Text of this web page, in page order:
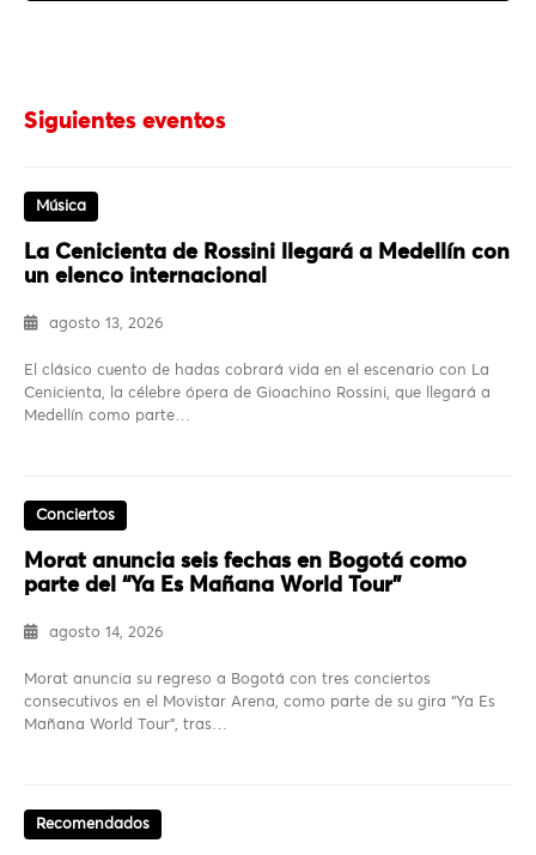
Siguientes eventos
Música
La Cenicienta de Rossini llegará a Medellín con
un elenco internacional
agosto 13, 2026
El clásico cuento de hadas cobrará vida en el escenario con La
Cenicienta, la célebre ópera de Gioachino Rossini, que llegará a
Medellín como parte…
Conciertos
Morat anuncia seis fechas en Bogotá como
parte del “Ya Es Mañana World Tour”
agosto 14, 2026
Morat anuncia su regreso a Bogotá con tres conciertos
consecutivos en el Movistar Arena, como parte de su gira “Ya Es
Mañana World Tour”, tras…
Recomendados